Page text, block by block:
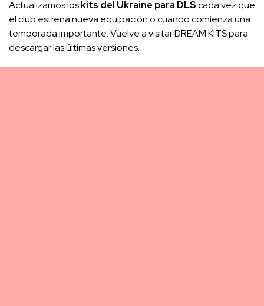
Actualizamos loskits del Ukraine para DLScada vez que
el club estrena nueva equipación o cuando comienza una
temporada importante. Vuelve a visitar DREAM KITS para
descargar las últimas versiones.